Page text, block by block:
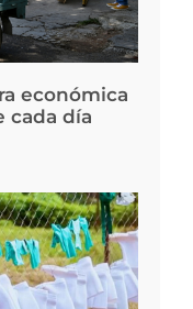
económica
cada día